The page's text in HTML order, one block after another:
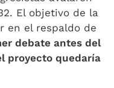
El objetivo de la
en el respaldo de
debate antes del
proyecto quedaría